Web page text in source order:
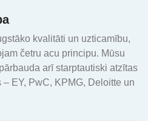
kvalitāti un uzticamību,
četru acu principu. Mūsu
arī starptautiski atzītas
EY, PwC, KPMG, Deloitte un